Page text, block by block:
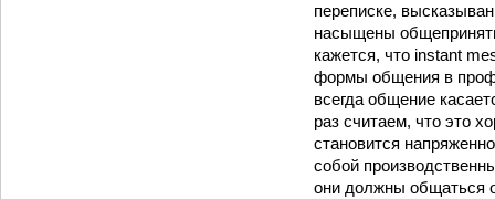
переписке,
насыщены
кажется, что instant
формы общения в
всегда общение
раз считаем, что это
становится
собой
они должны общаться